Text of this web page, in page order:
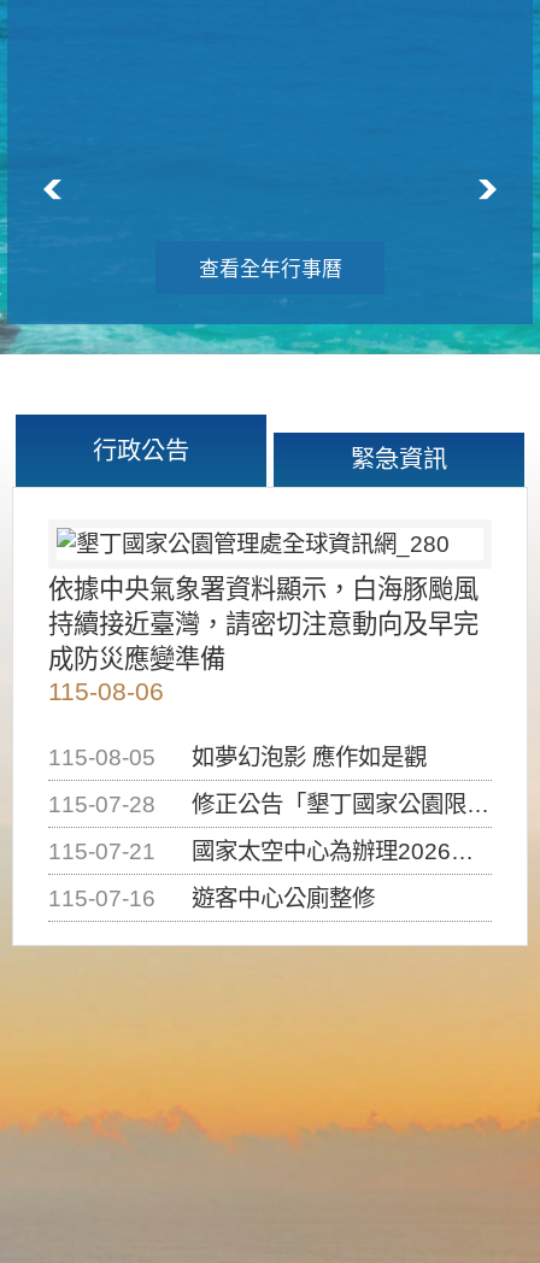
查看全年行事曆
行政公告 緊急資訊
依據中央氣象署資料顯示，白海豚颱風
持續接近臺灣，請密切注意動向及早完
成防災應變準備
115-08-06
115-08-05
如夢幻泡影 應作如是觀
115-07-28
修正公告「墾丁國家公園限制水域遊憩活動之種類、範圍、時間及行為」，自即日生效。
115-07-21
國家太空中心為辦理2026台灣盃火箭競賽，陸、海、空域警戒及協調相關事宜，因颱風備案事宜
115-07-16
遊客中心公廁整修